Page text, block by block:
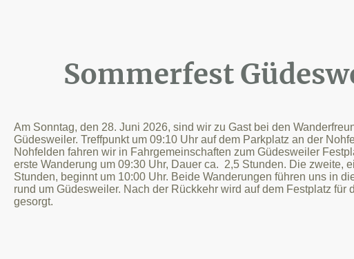
Sommerfest
Am Sonntag, den 28. Juni 2026, sind wir zu Gast bei den
Güdesweiler. Treffpunkt um 09:10 Uhr auf dem Parkplatz an der
Nohfelden fahren wir in Fahrgemeinschaften zum Güdesweiler
erste Wanderung um 09:30 Uhr, Dauer ca. 2,5 Stunden. Die zweite,
Stunden, beginnt um 10:00 Uhr. Beide Wanderungen führen uns in
rund um Güdesweiler. Nach der Rückkehr wird auf dem Festplatz für
gesorgt.